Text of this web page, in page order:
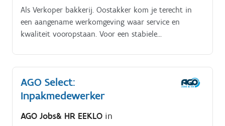
Als Verkoper bakkerij. Oostakker kom je terecht in
een aangename werkomgeving waar service en
kwaliteit vooropstaan. Voor een stabiele
AGO Select:
Inpakmedewerker
AGO Jobs& HR EEKLO in